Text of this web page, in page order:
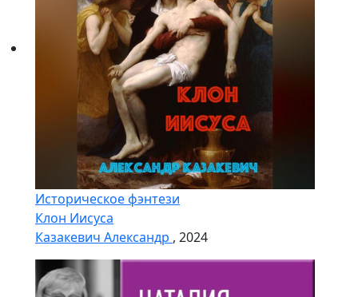
Историческое фэнтези
Клон Иисуса
Казакевич Александр , 2024